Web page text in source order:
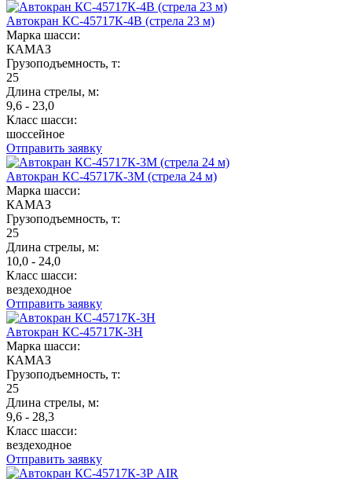
Автокран КС-45717К-4В (стрела 23 м)
Марка шасси:
КАМАЗ
Грузоподъемность, т:
25
Длина стрелы, м:
9,6 - 23,0
Класс шасси:
шоссейное
Отправить заявку
Автокран КС-45717К-3М (стрела 24 м)
Марка шасси:
КАМАЗ
Грузоподъемность, т:
25
Длина стрелы, м:
10,0 - 24,0
Класс шасси:
вездеходное
Отправить заявку
Автокран КС-45717К-3Н
Марка шасси:
КАМАЗ
Грузоподъемность, т:
25
Длина стрелы, м:
9,6 - 28,3
Класс шасси:
вездеходное
Отправить заявку